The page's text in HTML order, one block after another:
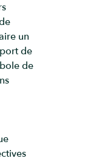
un
de
de